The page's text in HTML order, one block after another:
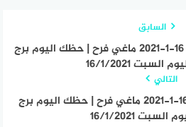
السابق
برج السرطان اليوم السبت 16-1-2021 ماغي فرح | حظك اليوم برج
16/1/2021
التالي
برج العذراء اليوم السبت 16-1-2021 ماغي فرح | حظك اليوم برج
16/1/2021